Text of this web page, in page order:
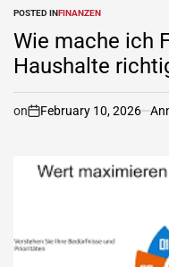
POSTED INFINANZEN
Wie mache ich
Haushalte
on February 10, 2026